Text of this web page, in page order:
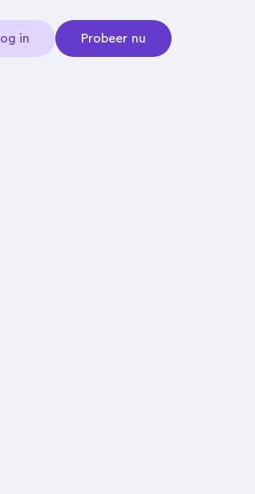
in Probeer nu